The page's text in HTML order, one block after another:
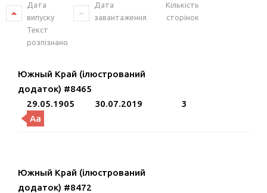
Дата
випуску
Дата
завантаження
Кількість
сторінок
Текст
розпізнано
Южный Край (ілюстрований
додаток) #8465
29.05.1905
30.07.2019
3
Aa
Южный Край (ілюстрований
додаток) #8472